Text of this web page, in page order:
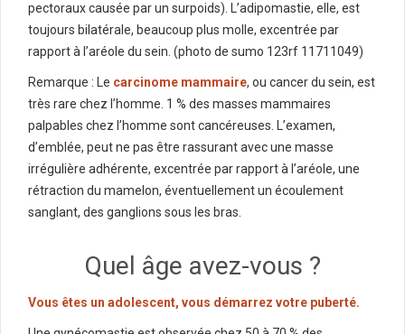
pectoraux causée par un surpoids). L’adipomastie, elle, est
toujours bilatérale, beaucoup plus molle, excentrée par
rapport à l’aréole du sein. (photo de sumo 123rf 11711049)
Remarque : Le carcinome mammaire, ou cancer du sein, est
très rare chez l’homme. 1 % des masses mammaires
palpables chez l’homme sont cancéreuses. L’examen,
d’emblée, peut ne pas être rassurant avec une masse
irrégulière adhérente, excentrée par rapport à l’aréole, une
rétraction du mamelon, éventuellement un écoulement
sanglant, des ganglions sous les bras.
Quel âge avez-vous ?
Vous êtes un adolescent, vous démarrez votre puberté.